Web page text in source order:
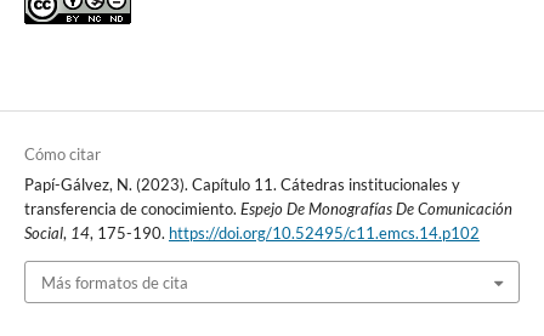
Cómo citar
Papí-Gálvez, N. (2023). Capítulo 11. Cátedras institucionales y
transferencia de conocimiento. Espejo De Monografías De Comunicación
Social, 14, 175-190. https://doi.org/10.52495/c11.emcs.14.p102
Más formatos de cita